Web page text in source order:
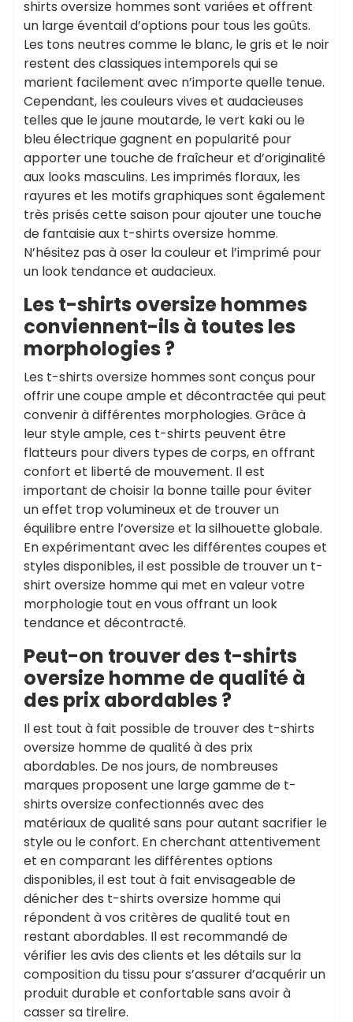
shirts oversize hommes sont variées et offrent
un large éventail d’options pour tous les goûts.
Les tons neutres comme le blanc, le gris et le noir
restent des classiques intemporels qui se
marient facilement avec n’importe quelle tenue.
Cependant, les couleurs vives et audacieuses
telles que le jaune moutarde, le vert kaki ou le
bleu électrique gagnent en popularité pour
apporter une touche de fraîcheur et d’originalité
aux looks masculins. Les imprimés floraux, les
rayures et les motifs graphiques sont également
très prisés cette saison pour ajouter une touche
de fantaisie aux t-shirts oversize homme.
N’hésitez pas à oser la couleur et l’imprimé pour
un look tendance et audacieux.
Les t-shirts oversize hommes
conviennent-ils à toutes les
morphologies ?
Les t-shirts oversize hommes sont conçus pour
offrir une coupe ample et décontractée qui peut
convenir à différentes morphologies. Grâce à
leur style ample, ces t-shirts peuvent être
flatteurs pour divers types de corps, en offrant
confort et liberté de mouvement. Il est
important de choisir la bonne taille pour éviter
un effet trop volumineux et de trouver un
équilibre entre l’oversize et la silhouette globale.
En expérimentant avec les différentes coupes et
styles disponibles, il est possible de trouver un t-
shirt oversize homme qui met en valeur votre
morphologie tout en vous offrant un look
tendance et décontracté.
Peut-on trouver des t-shirts
oversize homme de qualité à
des prix abordables ?
Il est tout à fait possible de trouver des t-shirts
oversize homme de qualité à des prix
abordables. De nos jours, de nombreuses
marques proposent une large gamme de t-
shirts oversize confectionnés avec des
matériaux de qualité sans pour autant sacrifier le
style ou le confort. En cherchant attentivement
et en comparant les différentes options
disponibles, il est tout à fait envisageable de
dénicher des t-shirts oversize homme qui
répondent à vos critères de qualité tout en
restant abordables. Il est recommandé de
vérifier les avis des clients et les détails sur la
composition du tissu pour s’assurer d’acquérir un
produit durable et confortable sans avoir à
casser sa tirelire.